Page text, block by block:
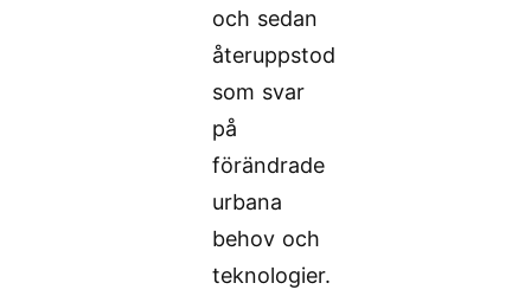
och sedan
återuppstod
som svar
på
förändrade
urbana
behov och
teknologier.